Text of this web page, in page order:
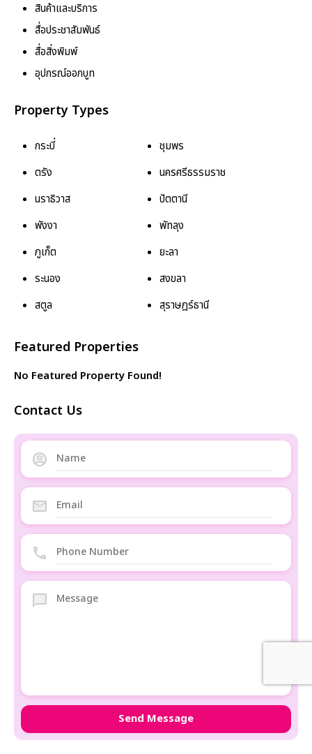
สินค้าและบริการ
สื่อประชาสัมพันธ์
สื่อสิ่งพิมพ์
อุปกรณ์ออกบูท
Property Types
กระบี่
ชุมพร
ตรัง
นครศรีธรรมราช
นราธิวาส
ปัตตานี
พังงา
พัทลุง
ภูเก็ต
ยะลา
ระนอง
สงขลา
สตูล
สุราษฎร์ธานี
Featured Properties
No Featured Property Found!
Contact Us